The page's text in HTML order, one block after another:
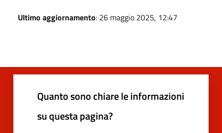
Ultimo aggiornamento: 26 maggio 2025, 12:47
Quanto sono chiare le informazioni
su questa pagina?